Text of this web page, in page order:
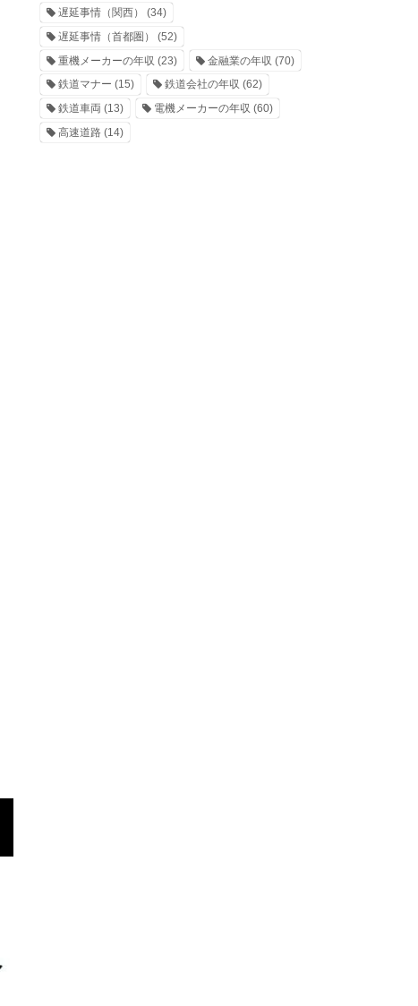
遅延事情（関西）
(34)
遅延事情（首都圏）
(52)
重機メーカーの年収 (23) 金融業の年収 (70)
鉄道マナー (15) 鉄道会社の年収 (62)
鉄道車両 (13) 電機メーカーの年収 (60)
高速道路 (14)